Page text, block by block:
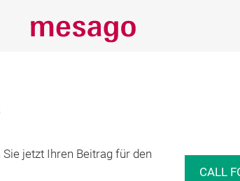
jetzt Ihren Beitrag für den
CALL